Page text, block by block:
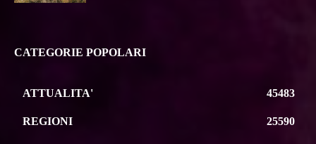
CATEGORIE POPOLARI
ATTUALITA' 45483
REGIONI 25590